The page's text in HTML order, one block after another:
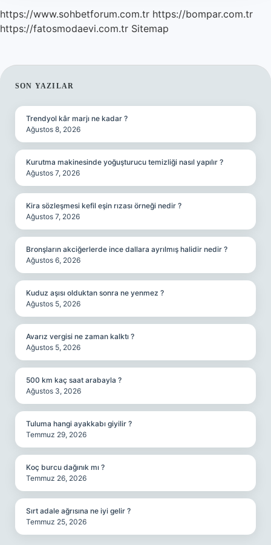
https://www.sohbetforum.com.tr https://bompar.com.tr
https://fatosmodaevi.com.tr Sitemap
SIDEBAR
SON YAZILAR
Trendyol kâr marjı ne kadar ?
Ağustos 8, 2026
Kurutma makinesinde yoğuşturucu temizliği nasıl yapılır ?
Ağustos 7, 2026
Kira sözleşmesi kefil eşin rızası örneği nedir ?
Ağustos 7, 2026
Bronşların akciğerlerde ince dallara ayrılmış halidir nedir ?
Ağustos 6, 2026
Kuduz aşısı olduktan sonra ne yenmez ?
Ağustos 5, 2026
Avarız vergisi ne zaman kalktı ?
Ağustos 5, 2026
500 km kaç saat arabayla ?
Ağustos 3, 2026
Tuluma hangi ayakkabı giyilir ?
Temmuz 29, 2026
Koç burcu dağınık mı ?
Temmuz 26, 2026
Sırt adale ağrısına ne iyi gelir ?
Temmuz 25, 2026